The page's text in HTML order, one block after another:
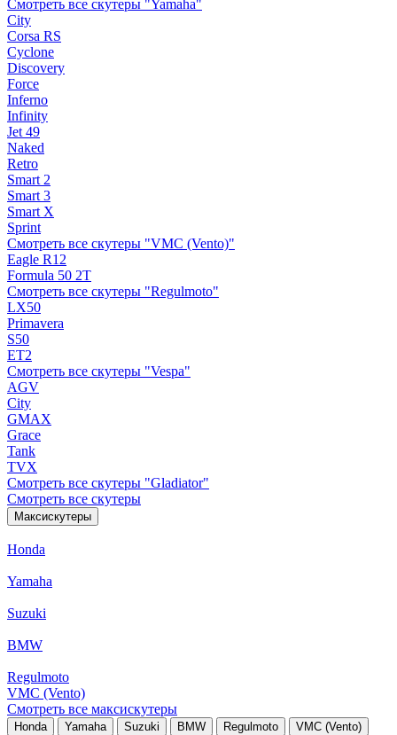
Смотреть все скутеры "Yamaha"
City
Corsa RS
Cyclone
Discovery
Force
Inferno
Infinity
Jet 49
Naked
Retro
Smart 2
Smart 3
Smart X
Sprint
Смотреть все скутеры "VMC (Vento)"
Eagle R12
Formula 50 2Т
Смотреть все скутеры "Regulmoto"
LX50
Primavera
S50
ET2
Смотреть все скутеры "Vespa"
AGV
City
GMAX
Grace
Tank
TVX
Смотреть все скутеры "Gladiator"
Смотреть все скутеры
Максискутеры
Honda
Yamaha
Suzuki
BMW
Regulmoto
VMC (Vento)
Смотреть все максискутеры
Honda Yamaha Suzuki BMW Regulmoto VMC (Vento)